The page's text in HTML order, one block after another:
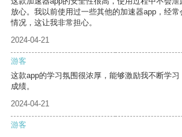
放心。我以前使用过一些其他的加速器app，经
情况，这让我非常担心。
2024-04-21
游客
这款app的学习氛围很浓厚，能够激励我不断学
成绩。
2024-04-21
游客